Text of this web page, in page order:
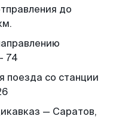
до
74
поезда со станции
— Саратов,